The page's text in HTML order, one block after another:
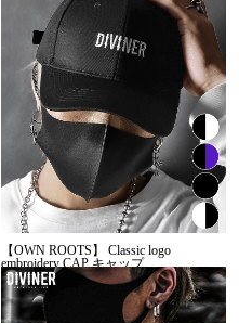
【OWN ROOTS】 Classic logo
embroidery CAP キャップ